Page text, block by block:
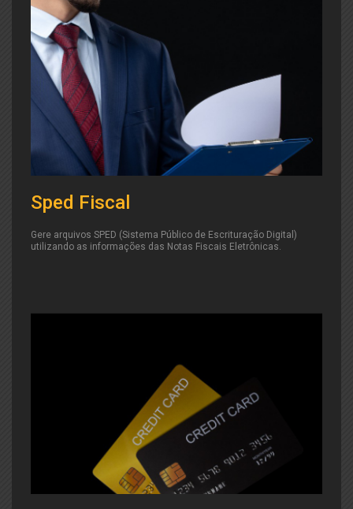
Sped Fiscal
Gere arquivos SPED (Sistema Público de Escrituração Digital)
utilizando as informações das Notas Fiscais Eletrônicas.